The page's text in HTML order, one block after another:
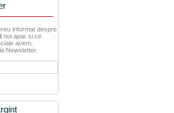
informat despre
noi apar si ce
avem,
Newsletter.